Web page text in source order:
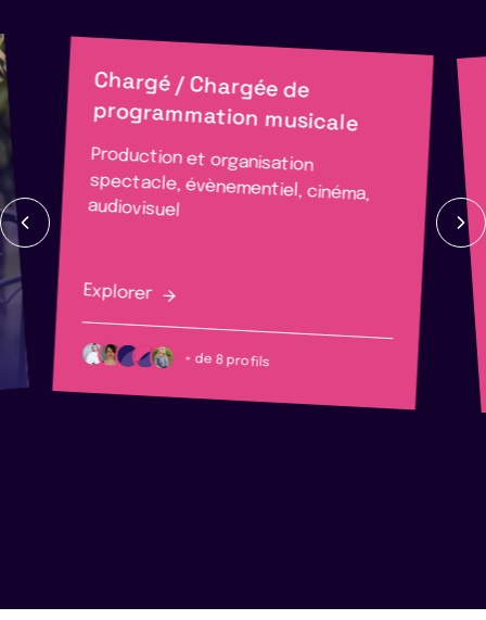
Chargé / Chargée de
programmation musicale
Production et organisation
spectacle, évènementiel, cinéma,
audiovisuel
Explorer
+ de 8 profils